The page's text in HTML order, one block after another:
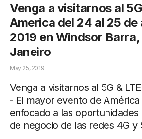
Venga a visitarnos al
America del 24 al 25 de
2019 en Windsor Barra,
Janeiro
May 25, 2019
Venga a visitarnos al 5G &
- El mayor evento de América
enfocado a las oportunidades
de negocio de las redes 4G y